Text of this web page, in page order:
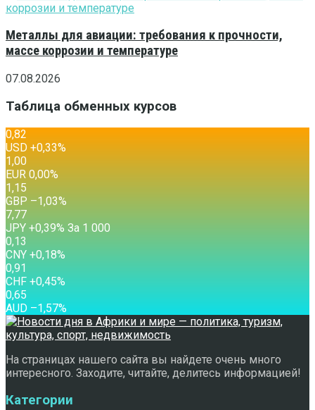
Металлы для авиации: требования к прочности,
массе коррозии и температуре
07.08.2026
Таблица обменных курсов
0,82
USD +0,33%
1,00
EUR 0,00%
1,15
GBP –1,03%
7,77
JPY +0,39% За 1 000
0,13
CNY +0,18%
0,91
CHF +0,45%
0,65
AUD –1,57%
На страницах нашего сайта вы найдете очень много
интересного. Заходите, читайте, делитесь информацией!
Категории